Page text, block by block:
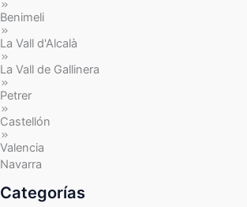
Benimeli
La Vall d'Alcalà
La Vall de Gallinera
Petrer
Castellón
Valencia
Navarra
Categorías